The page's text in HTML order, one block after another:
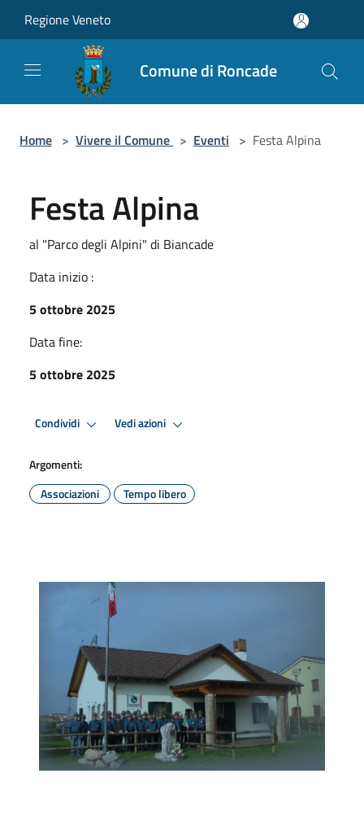
Regione Veneto
Comune di Roncade
Home > Vivere il Comune > Eventi > Festa Alpina
Festa Alpina
al "Parco degli Alpini" di Biancade
Data inizio :
5 ottobre 2025
Data fine:
5 ottobre 2025
Condividi Vedi azioni
Argomenti:
Associazioni
Tempo libero